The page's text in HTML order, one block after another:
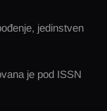
jedinstven
je pod ISSN